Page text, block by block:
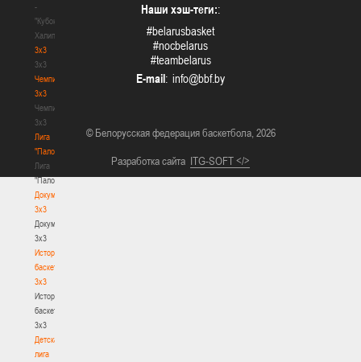
-
"Кубок
Халипского"
3x3
3x3
Чемпионат
3х3
Чемпионат
3х3
Лига
"Палова"
Лига
"Палова"
Документы
3х3
Документы
3х3
История
баскетбола
3х3
История
баскетбола
3х3
Детская
лига
Наши хэш-теги::
#belarusbasket
#nocbelarus
#teambelarus
E-mail:
© Белорусская федерация баскетбола, 2026
Разработка сайта ITG-SOFT </>